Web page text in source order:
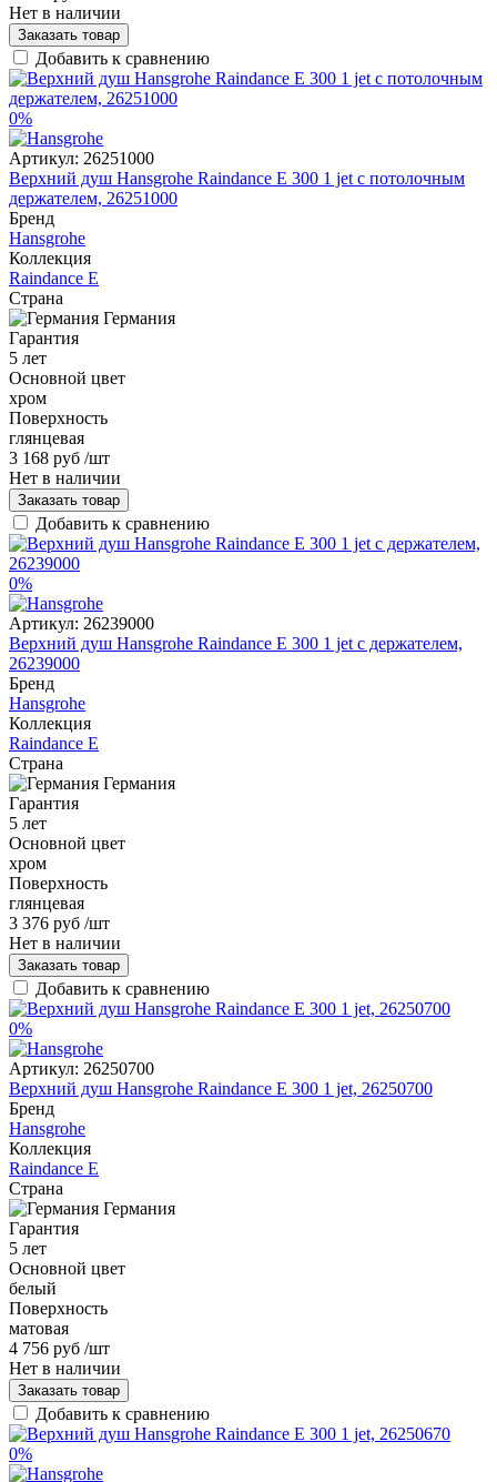
Нет в наличии
Заказать товар
Добавить к сравнению
0%
Артикул: 26251000
Верхний душ Hansgrohe Raindance Е 300 1 jet с потолочным
держателем, 26251000
Бренд
Hansgrohe
Коллекция
Raindance E
Страна
Германия
Гарантия
5 лет
Основной цвет
хром
Поверхность
глянцевая
3 168 руб /шт
Нет в наличии
Заказать товар
Добавить к сравнению
0%
Артикул: 26239000
Верхний душ Hansgrohe Raindance Е 300 1 jet с держателем,
26239000
Бренд
Hansgrohe
Коллекция
Raindance E
Страна
Германия
Гарантия
5 лет
Основной цвет
хром
Поверхность
глянцевая
3 376 руб /шт
Нет в наличии
Заказать товар
Добавить к сравнению
0%
Артикул: 26250700
Верхний душ Hansgrohe Raindance Е 300 1 jet, 26250700
Бренд
Hansgrohe
Коллекция
Raindance E
Страна
Германия
Гарантия
5 лет
Основной цвет
белый
Поверхность
матовая
4 756 руб /шт
Нет в наличии
Заказать товар
Добавить к сравнению
0%